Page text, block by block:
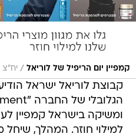
קמפיין יום הריפיל של לוריאל / יח"צ
קבוצת לוריאל ישראל
ומשיקה בישראל קמפיין